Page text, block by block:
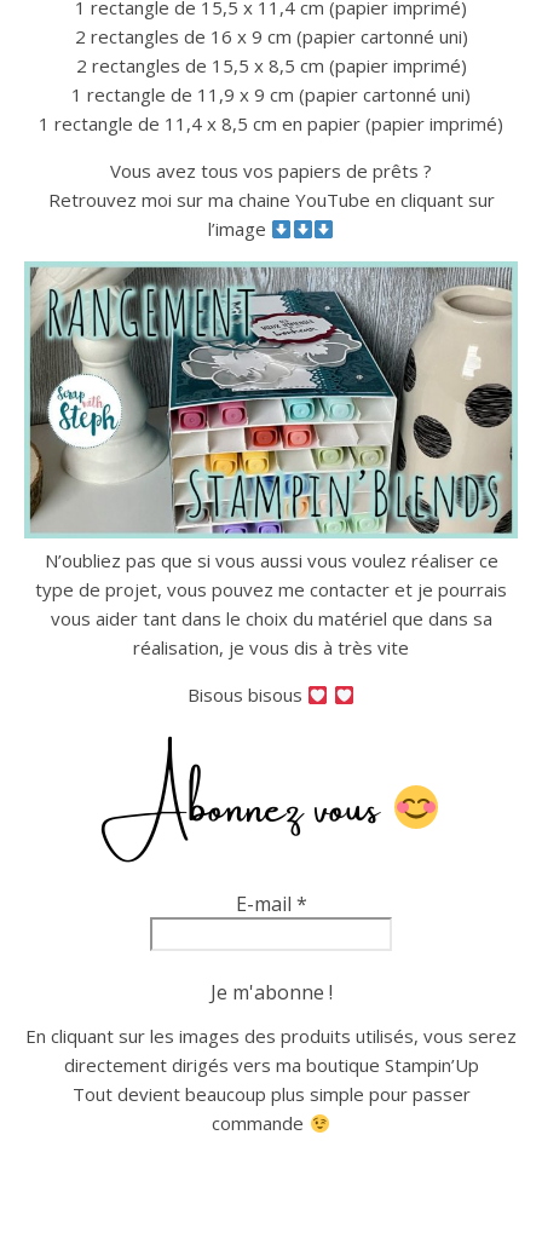
1 rectangle de 15,5 x 11,4 cm (papier imprimé)
2 rectangles de 16 x 9 cm (papier cartonné uni)
2 rectangles de 15,5 x 8,5 cm (papier imprimé)
1 rectangle de 11,9 x 9 cm (papier cartonné uni)
1 rectangle de 11,4 x 8,5 cm en papier (papier imprimé)
Vous avez tous vos papiers de prêts ?
Retrouvez moi sur ma chaine YouTube en cliquant sur
l’image
N’oubliez pas que si vous aussi vous voulez réaliser ce
type de projet, vous pouvez me contacter et je pourrais
vous aider tant dans le choix du matériel que dans sa
réalisation, je vous dis à très vite
Bisous bisous
Abonnez vous
E-mail *
En cliquant sur les images des produits utilisés, vous serez
directement dirigés vers ma boutique Stampin’Up
Tout devient beaucoup plus simple pour passer
commande